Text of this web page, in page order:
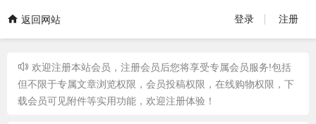
返回网站 登录 注册
欢迎注册本站会员，注册会员后您将享受专属会员服务!包括
但不限于专属文章浏览权限，会员投稿权限，在线购物权限，下
载会员可见附件等实用功能，欢迎注册体验！